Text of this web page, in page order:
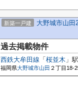
新築一戸建 大野城市山田
過去掲載物件
西鉄大牟田線 「 桜並木 」駅
福岡県大野城市山田 ２丁目18-